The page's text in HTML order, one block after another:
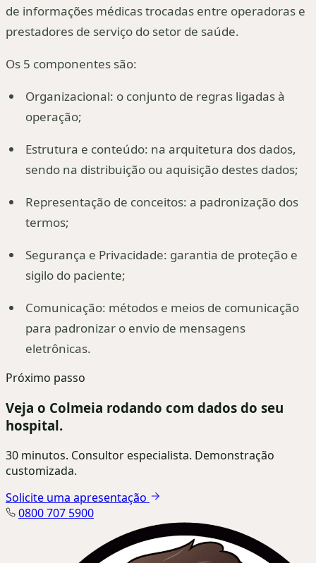
de informações médicas trocadas entre operadoras e
prestadores de serviço do setor de saúde.
Os 5 componentes são:
Organizacional: o conjunto de regras ligadas à
operação;
Estrutura e conteúdo: na arquitetura dos dados,
sendo na distribuição ou aquisição destes dados;
Representação de conceitos: a padronização dos
termos;
Segurança e Privacidade: garantia de proteção e
sigilo do paciente;
Comunicação: métodos e meios de comunicação
para padronizar o envio de mensagens
eletrônicas.
Próximo passo
Veja o Colmeia rodando com dados do seu
hospital.
30 minutos. Consultor especialista. Demonstração
customizada.
Solicite uma apresentação
0800 707 5900